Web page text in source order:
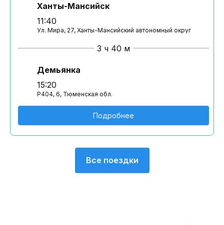
Ханты-Мансийск
11:40
Ул. Мира, 27, Ханты-Мансийский автономный округ
3 ч 40 м
Демьянка
15:20
Р404, 6, Тюменская обл.
Подробнее
Все поездки